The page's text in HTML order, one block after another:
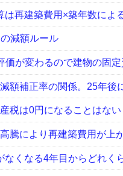
は再建築費用×築年数によ
減額ルール
価が変わるので建物の固
額補正率の関係。25年後
税は0円になることはな
騰により再建築費用が上
なくなる4年目からどれく